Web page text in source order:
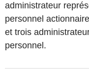
administrateur
personnel
et trois
personnel.